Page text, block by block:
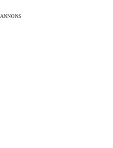
ANNONS